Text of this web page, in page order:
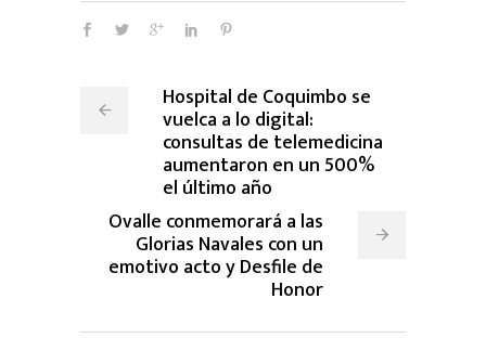
Hospital de Coquimbo se
vuelca a lo digital:
consultas de telemedicina
aumentaron en un 500%
el último año
Ovalle conmemorará a las
Glorias Navales con un
emotivo acto y Desfile de
Honor